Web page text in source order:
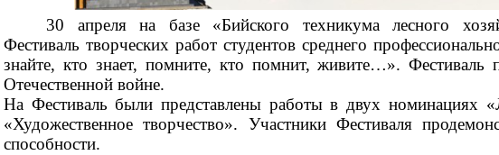
30 апреля на базе «Бийского техникума лесного
Фестиваль творческих работ студентов среднего
знайте, кто знает, помните, кто помнит, живите…».
Отечественной войне.
На Фестиваль были представлены работы в двух номинациях
«Художественное творчество». Участники Фестиваля
способности.